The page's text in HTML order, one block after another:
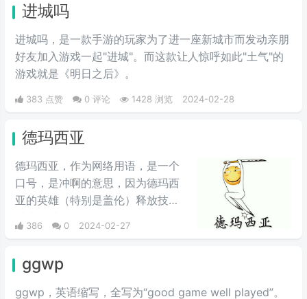
进城吗
进城吗，是一款手游的玩家为了进一座新城市而发动亲朋
好友加入游戏一起"进城"。而这款让人惊呼如此"土气"的
游戏就是《明日之后》。
383 点赞 0 评论 1428 浏览 2024-02-28
德玛西亚
德玛西亚，作为网络用语，是一个
口号，是冲啊的意思，因为德玛西
亚的英雄（特别是盖伦）释放技能
岁”。LOL玩家在开战时喜欢喊德玛
烈地光荣与自豪，且气势满满。生
活中用来表示激动、勇敢前进、誓
386 0 2024-02-27
ggwp
ggwp，英‌‌‌‌‌‌‌‌‌‌‌语缩写，全写为“good game well played”。